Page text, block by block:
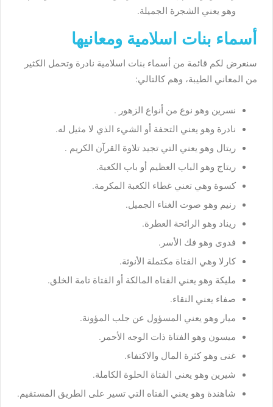
وهو يعني الشجرة الجميلة.
أسماء بنات اسلامية ومعانيها
سنعرض لكم قائمة من أسماء بنات اسلامية نادرة وتحمل الكثير
من المعاني الطيبة، وهم كالتالي:
نسرين وهو نوع من أنواع الزهور .
نادرة وهو يعني التحفة أو الشيء الذي لا مثيل له.
ريتال وهو يعني التي تجيد تلاوة القرآن الكريم .
ريتاج وهو الباب العظيم أو باب الكعبة.
كسوة وهي تعني غطاء الكعبة المكرمة.
رنيم وهو صوت الغناء الجميل.
ريناد وهو الرائحة العطرة.
فدوى وهو فك الأسر.
كارلا وهي الفتاة مكتملة الأنوثة.
مليكة وهو يعني الفتاه المالكة أو الفتاة تامة الخلق.
صفاء يعني النقاء.
ميار وهو يعني المسؤول عن جلب المؤونة.
ميسون وهو الفتاة ذات الوجه الأحمر.
غنى وهو كثرة المال والاكتفاء.
شيرين وهو يعني الفتاة الحلوة الكاملة.
شاهندة وهو يعني الفتاه التي تسير على الطريق المستقيم.